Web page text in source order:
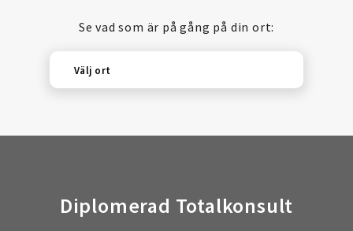
Se vad som är på gång på din ort:
Välj ort
Diplomerad Totalkonsult